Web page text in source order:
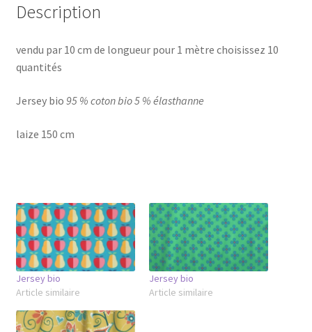
Description
vendu par 10 cm de longueur pour 1 mètre choisissez 10
quantités
Jersey bio 95 % coton bio 5 % élasthanne
laize 150 cm
Jersey bio
Article similaire
Jersey bio
Article similaire